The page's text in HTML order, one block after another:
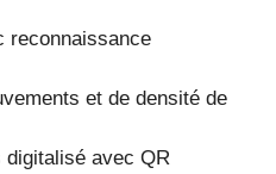
reconnaissance
et de densité de
digitalisé avec QR